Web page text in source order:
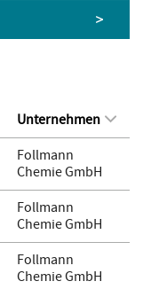
Unternehmen
Follmann
Chemie GmbH
Follmann
Chemie GmbH
Follmann
Chemie GmbH